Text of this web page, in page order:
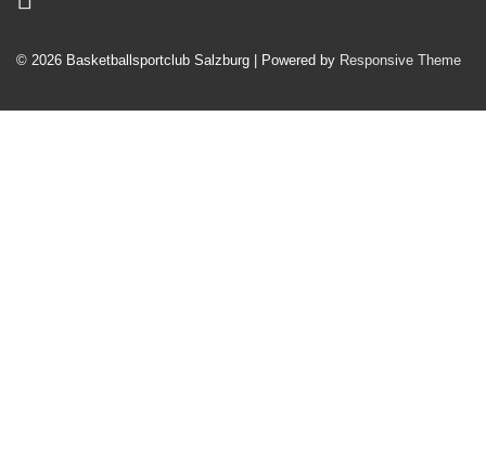
© 2026 Basketballsportclub Salzburg | Powered by Responsive Theme